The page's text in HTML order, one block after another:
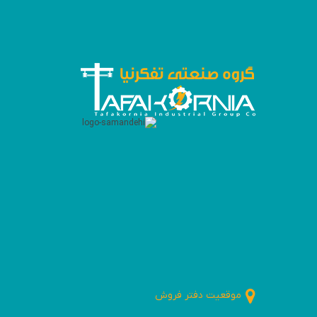
موقعیت دفتر فروش